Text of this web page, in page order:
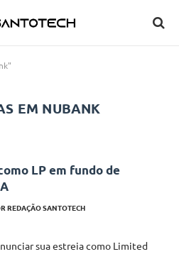
EM NUBANK
LP em fundo de
REDAÇÃO SANTOTECH
sua estreia como Limited